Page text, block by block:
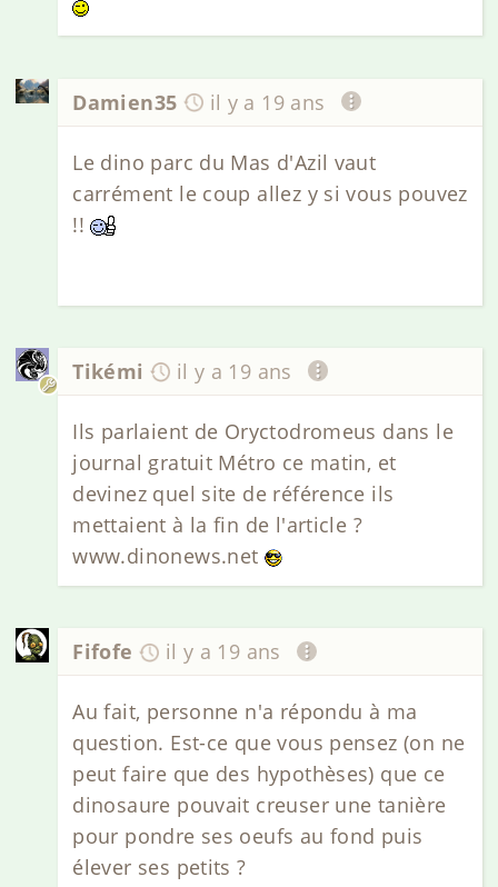
Damien35 il y a 19 ans
Le dino parc du Mas d'Azil vaut
carrément le coup allez y si vous pouvez
!!
Tikémi il y a 19 ans
Ils parlaient de Oryctodromeus dans le
journal gratuit Métro ce matin, et
devinez quel site de référence ils
mettaient à la fin de l'article ?
www.dinonews.net
Fifofe il y a 19 ans
Au fait, personne n'a répondu à ma
question. Est-ce que vous pensez (on ne
peut faire que des hypothèses) que ce
dinosaure pouvait creuser une tanière
pour pondre ses oeufs au fond puis
élever ses petits ?